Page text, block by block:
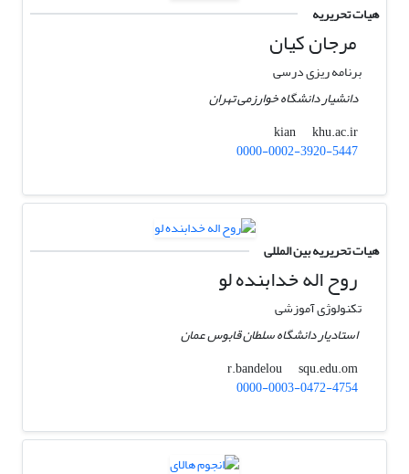
هیات تحریریه
مرجان کیان
برنامه ریزی درسی
دانشیار دانشگاه خوارزمی تهران
kian
khu.ac.ir
0000-0002-3920-5447
هیات تحریریه بین المللی
روح اله خدابنده لو
تکنولوژی آموزشی
استادیار دانشگاه سلطان قابوس عمان
r.bandelou
squ.edu.om
0000-0003-0472-4754